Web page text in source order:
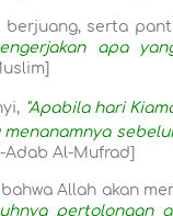
serta
apa
"Apabila hari
Al-Mufrad]
Allah akan
pertolongan